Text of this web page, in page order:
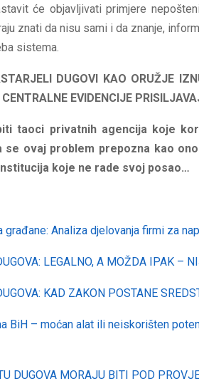
će objavljivati primjere
znati da nisu sami i da znanje,
sistema.
DUGOVI KAO ORUŽJE
EVIDENCIJE
taoci privatnih agencija koje
se ovaj problem prepozna kao
koje ne rade svoj posao…
Analiza djelovanja firmi za
LEGALNO, A MOŽDA IPAK –
KAD ZAKON POSTANE
BiH – moćan alat ili neiskorišten
DUGOVA MORAJU BITI POD